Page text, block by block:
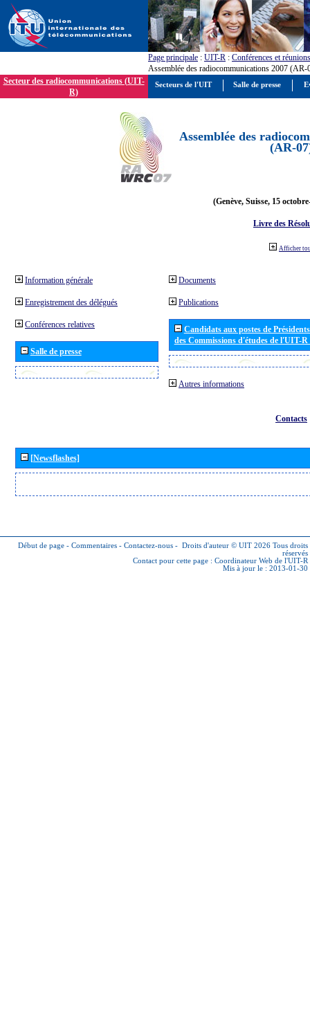
Page principale : UIT-R : Conférences et réunions
Assemblée des radiocommunications 2007 (AR-
Secteur des radiocommunications (UIT-
R)
Assemblée des
(AR-
(Genève, Suisse, 15
Livre des
Afficher
Information générale
Enregistrement des délégués
Conférences relatives
Salle de presse
Documents
Publications
Candidats aux postes de
des Commissions d'études de l'UIT-
Autres informations
Contacts
[Newsflashes]
Début de page - Commentaires - Contactez-nous - Droits d'auteur © UIT 2026 Tous droits
réservés
Contact pour cette page : Coordinateur Web de l'UIT-R
Mis à jour le : 2013-01-30
Secteurs de l'UIT Salle de presse